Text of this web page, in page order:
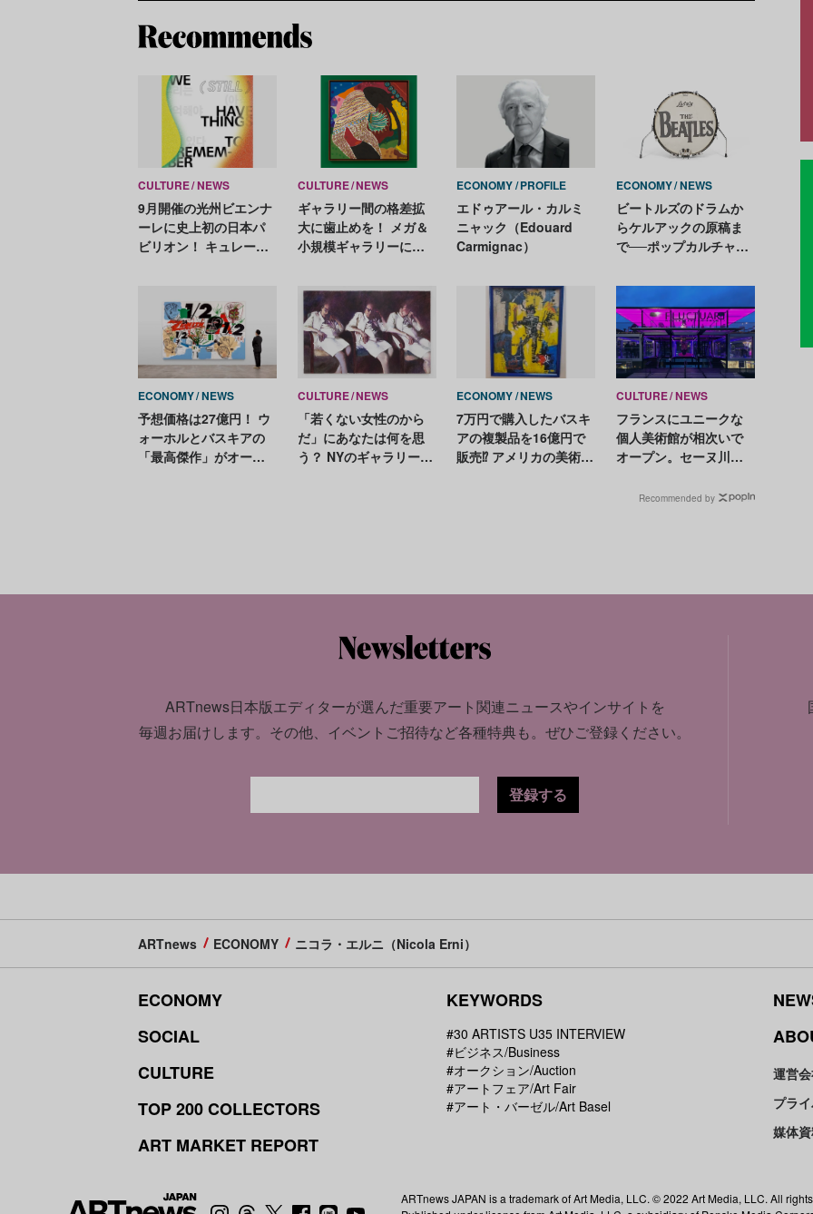
CULTURE NEWS
9月開催の光州ビエンナ
ーレに史上初の日本パ
ビリオン！ キュレータ
CULTURE NEWS
ギャラリー間の格差拡
大に歯止めを！ メガ＆
小規模ギャラリーによ
ECONOMY PROFILE
エドゥアール・カルミ
ニャック（Edouard
Carmignac）
ECONOMY NEWS
ビートルズのドラムか
らケルアックの原稿ま
で──ポップカルチャー
クションへ
ECONOMY NEWS
予想価格は27億円！ ウ
ォーホルとバスキアの
「最高傑作」がオーク
CULTURE NEWS
「若くない女性のから
だ」にあなたは何を思
う？ NYのギャラリーの
ECONOMY NEWS
7万円で購入したバスキ
アの複製品を16億円で
販売⁉ アメリカの美術商
CULTURE NEWS
フランスにユニークな
個人美術館が相次いで
オープン。セーヌ川や
ャトーでアートを楽し
Recommended by
ARTnews日本版エディターが選んだ重要アート関連ニュースやインサイトを
毎週お届けします。 その他、イベントご招待など各種特典も。 ぜひご登録ください。
登録する
ARTnews ECONOMY ニコラ・エルニ（Nicola Erni）
ECONOMY
SOCIAL
CULTURE
TOP 200 COLLECTORS
ART MARKET REPORT
KEYWORDS
#30 ARTISTS U35 INTERVIEW
#ビジネス/Business
#オークション/Auction
#アートフェア/Art Fair
#アート・バーゼル/Art Basel
運営
プラ
媒体
ARTnews JAPAN is a trademark of Art Media, LLC. © 2022 Art Media, LLC. All